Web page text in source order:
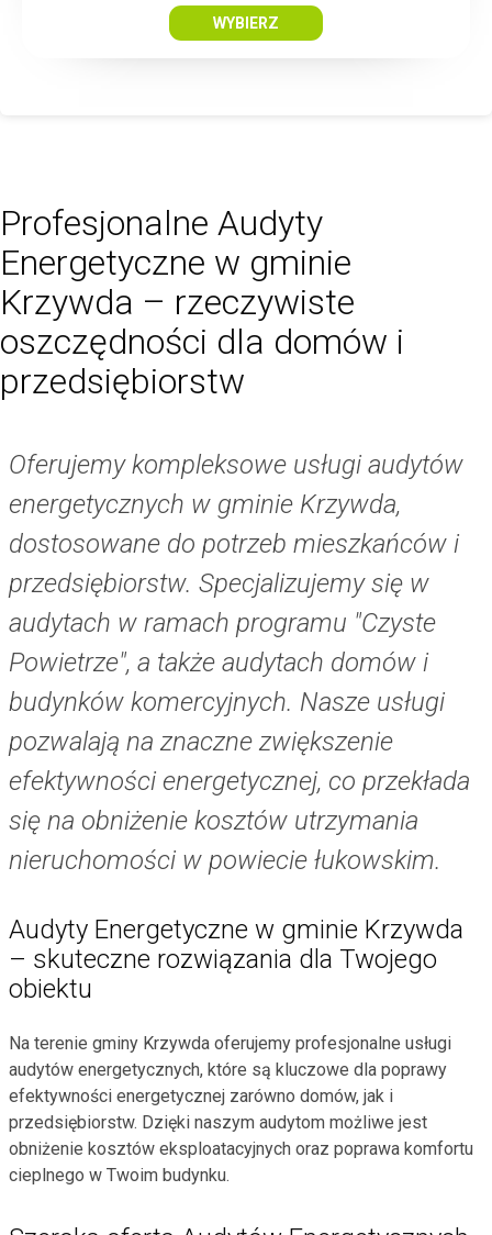
WYBIERZ
Profesjonalne Audyty
Energetyczne w gminie
Krzywda – rzeczywiste
oszczędności dla domów i
przedsiębiorstw
Oferujemy kompleksowe usługi audytów
energetycznych w gminie Krzywda,
dostosowane do potrzeb mieszkańców i
przedsiębiorstw. Specjalizujemy się w
audytach w ramach programu "Czyste
Powietrze", a także audytach domów i
budynków komercyjnych. Nasze usługi
pozwalają na znaczne zwiększenie
efektywności energetycznej, co przekłada
się na obniżenie kosztów utrzymania
nieruchomości w powiecie łukowskim.
Audyty Energetyczne w gminie Krzywda
– skuteczne rozwiązania dla Twojego
obiektu
Na terenie gminy Krzywda oferujemy profesjonalne usługi
audytów energetycznych, które są kluczowe dla poprawy
efektywności energetycznej zarówno domów, jak i
przedsiębiorstw. Dzięki naszym audytom możliwe jest
obniżenie kosztów eksploatacyjnych oraz poprawa komfortu
cieplnego w Twoim budynku.